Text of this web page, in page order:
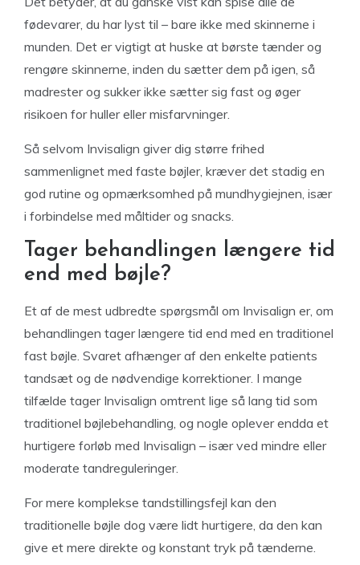
fødevarer, du har lyst til – bare ikke med skinnerne i
munden. Det er vigtigt at huske at børste tænder og
rengøre skinnerne, inden du sætter dem på igen, så
madrester og sukker ikke sætter sig fast og øger
risikoen for huller eller misfarvninger.
Så selvom Invisalign giver dig større frihed
sammenlignet med faste bøjler, kræver det stadig en
god rutine og opmærksomhed på mundhygiejnen, især
i forbindelse med måltider og snacks.
Tager behandlingen længere tid
end med bøjle?
Et af de mest udbredte spørgsmål om Invisalign er, om
behandlingen tager længere tid end med en traditionel
fast bøjle. Svaret afhænger af den enkelte patients
tandsæt og de nødvendige korrektioner. I mange
tilfælde tager Invisalign omtrent lige så lang tid som
traditionel bøjlebehandling, og nogle oplever endda et
hurtigere forløb med Invisalign – især ved mindre eller
moderate tandreguleringer.
For mere komplekse tandstillingsfejl kan den
traditionelle bøjle dog være lidt hurtigere, da den kan
give et mere direkte og konstant tryk på tænderne.